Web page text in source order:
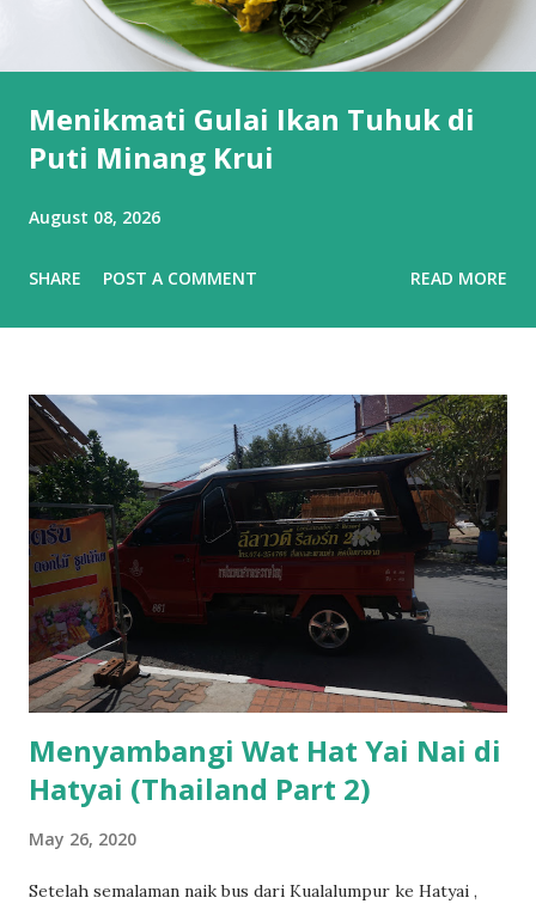
Menikmati Gulai Ikan Tuhuk di
Puti Minang Krui
August 08, 2026
SHARE POST A COMMENT READ MORE
Menyambangi Wat Hat Yai Nai di
Hatyai (Thailand Part 2)
May 26, 2020
Setelah semalaman naik bus dari Kualalumpur ke Hatyai ,